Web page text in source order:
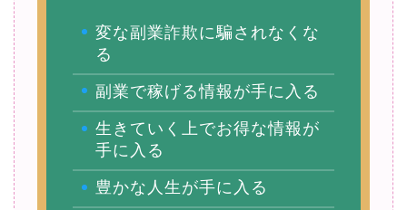
変な副業詐欺に騙されなくな
る
副業で稼げる情報が手に入る
生きていく上でお得な情報が
手に入る
豊かな人生が手に入る